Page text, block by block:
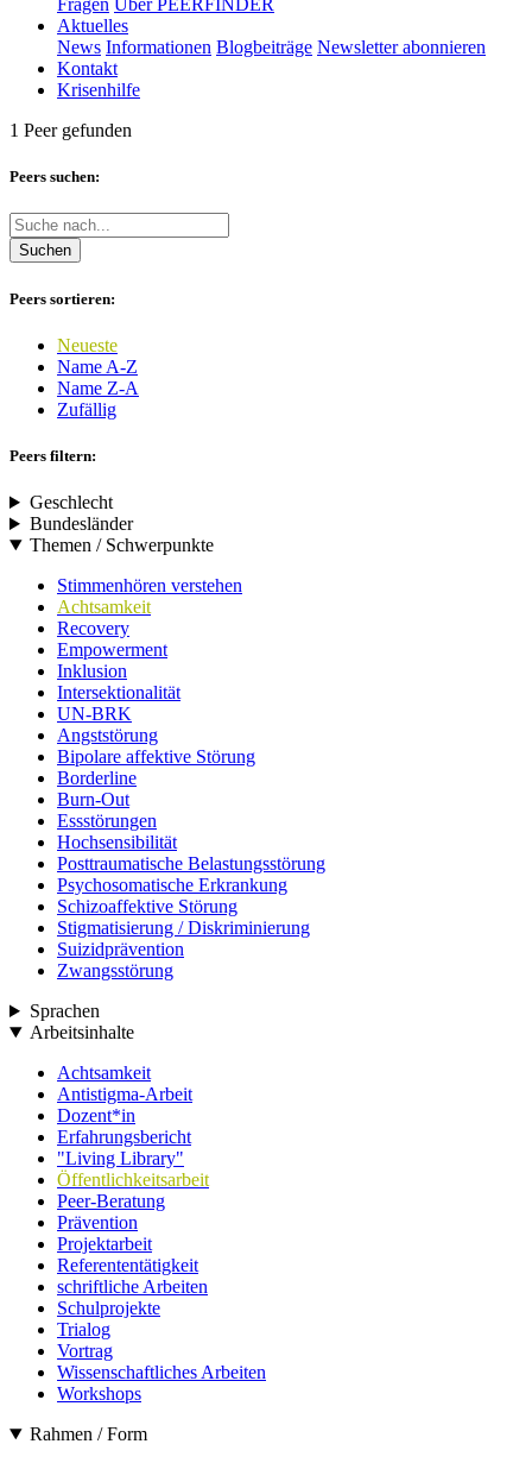
Fragen Über PEERFINDER
Aktuelles
News Informationen Blogbeiträge Newsletter abonnieren
Kontakt
Krisenhilfe
1 Peer gefunden
Peers suchen:
Suchen
Peers sortieren:
Neueste
Name A-Z
Name Z-A
Zufällig
Peers filtern:
Geschlecht
Bundesländer
Themen / Schwerpunkte
Stimmenhören verstehen
Achtsamkeit
Recovery
Empowerment
Inklusion
Intersektionalität
UN-BRK
Angststörung
Bipolare affektive Störung
Borderline
Burn-Out
Essstörungen
Hochsensibilität
Posttraumatische Belastungsstörung
Psychosomatische Erkrankung
Schizoaffektive Störung
Stigmatisierung / Diskriminierung
Suizidprävention
Zwangsstörung
Sprachen
Arbeitsinhalte
Achtsamkeit
Antistigma-Arbeit
Dozent*in
Erfahrungsbericht
"Living Library"
Öffentlichkeitsarbeit
Peer-Beratung
Prävention
Projektarbeit
Referententätigkeit
schriftliche Arbeiten
Schulprojekte
Trialog
Vortrag
Wissenschaftliches Arbeiten
Workshops
Rahmen / Form